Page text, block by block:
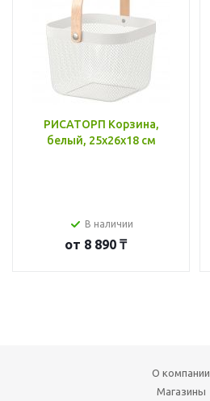
РИСАТОРП Корзина,
белый, 25x26x18 см
В наличии
от 8 890 ₸
О компании
Магазины